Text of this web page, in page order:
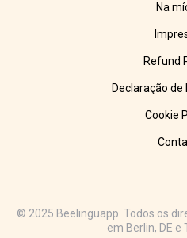
Na
Refund
Declaração de
Cookie
© 2025 Beelinguapp. Todos os
em Berlin, DE e